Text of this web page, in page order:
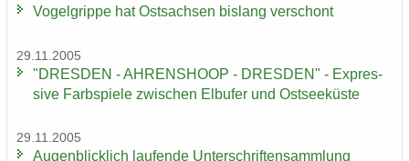
Vo­gel­grip­pe hat Ost­sach­sen bis­lang ver­schont
29.11.2005
"DRES­DEN - AH­REN­SHO­OP - DRES­DEN" - Ex­pres­
si­ve Farb­spie­le zwi­schen Elb­ufer und Ost­see­küs­te
29.11.2005
Au­gen­blick­lich lau­fen­de Un­ter­schrif­ten­samm­lung